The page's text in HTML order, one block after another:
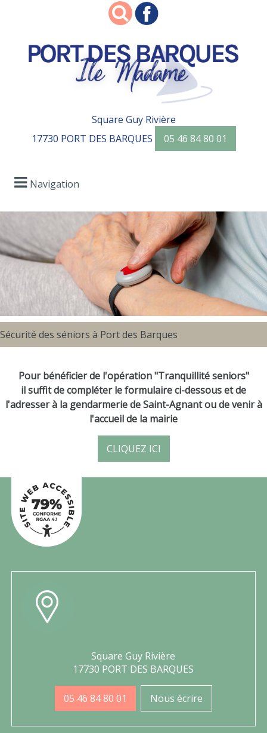
Square Guy Rivière
17730 PORT DES BARQUES
05 46 84 80 01
Navigation
Sécurité des séniors à Port des Barques
Pour bénéficier de l'opération "Tranquillité seniors"
il suffit de compléter le formulaire ci-dessous et de
l'adresser à la gendarmerie de Saint-Agnant ou de venir à
l'accueil de la mairie
CLIQUEZ ICI
Square Guy Rivière
17730 PORT DES BARQUES
05 46 84 80 01 Nous écrire